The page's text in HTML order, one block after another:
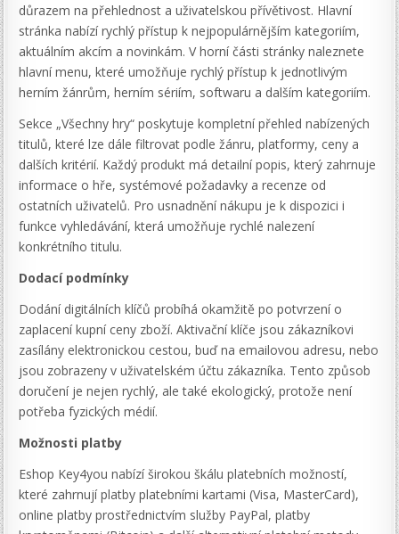
důrazem na přehlednost a uživatelskou přívětivost. Hlavní
stránka nabízí rychlý přístup k nejpopulárnějším kategoriím,
aktuálním akcím a novinkám. V horní části stránky naleznete
hlavní menu, které umožňuje rychlý přístup k jednotlivým
herním žánrům, herním sériím, softwaru a dalším kategoriím.
Sekce „Všechny hry“ poskytuje kompletní přehled nabízených
titulů, které lze dále filtrovat podle žánru, platformy, ceny a
dalších kritérií. Každý produkt má detailní popis, který zahrnuje
informace o hře, systémové požadavky a recenze od
ostatních uživatelů. Pro usnadnění nákupu je k dispozici i
funkce vyhledávání, která umožňuje rychlé nalezení
konkrétního titulu.
Dodací podmínky
Dodání digitálních klíčů probíhá okamžitě po potvrzení o
zaplacení kupní ceny zboží. Aktivační klíče jsou zákazníkovi
zasílány elektronickou cestou, buď na emailovou adresu, nebo
jsou zobrazeny v uživatelském účtu zákazníka. Tento způsob
doručení je nejen rychlý, ale také ekologický, protože není
potřeba fyzických médií.
Možnosti platby
Eshop Key4you nabízí širokou škálu platebních možností,
které zahrnují platby platebními kartami (Visa, MasterCard),
online platby prostřednictvím služby PayPal, platby